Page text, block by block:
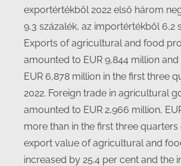
exportértékből 2022 első három
9,3 százalék, az importértékből 6,2
Exports of agricultural and food
amounted to EUR 9,844 million
EUR 6,878 million in the first three
2022. Foreign trade in agricultural
amounted to EUR 2,966 million,
more than in the first three quarters
export value of agricultural and
increased by 25.4 per cent and the